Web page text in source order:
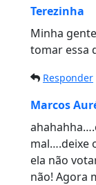
Terezinha
Minha
tomar essa
Responder
Marcos
mal….deixe
ela não
não! Agora